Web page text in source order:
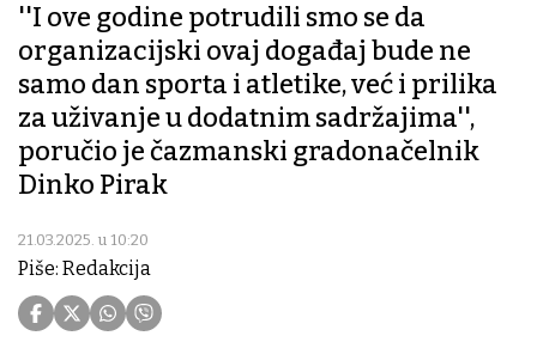
''I ove godine potrudili smo se da
organizacijski ovaj događaj bude ne
samo dan sporta i atletike, već i prilika
za uživanje u dodatnim sadržajima'',
poručio je čazmanski gradonačelnik
Dinko Pirak
21.03.2025. u 10:20
Piše: Redakcija